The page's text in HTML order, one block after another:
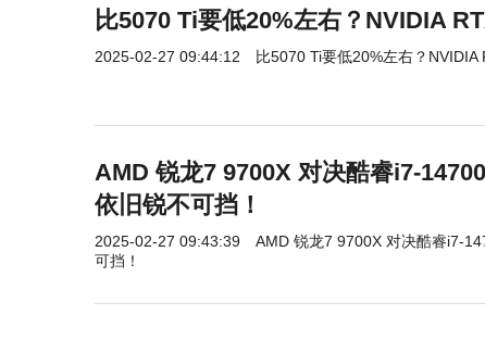
比5070 Ti要低20%左右？NVIDIA
2025-02-27 09:44:12 比5070 Ti要低20%左右？
AMD 锐龙7 9700X 对决酷睿i7-
依旧锐不可挡！
2025-02-27 09:43:39
AMD 锐龙7 9700X 对决酷睿i7-
可挡！